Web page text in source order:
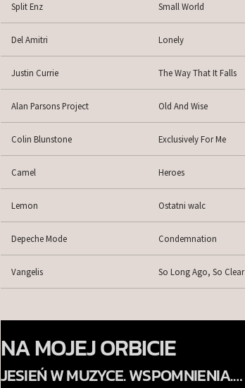
Split Enz Small World
Del Amitri Lonely
Justin Currie The Way That It Falls
Alan Parsons Project Old And Wise
Colin Blunstone Exclusively For Me
Camel Heroes
Lemon Ostatni walc
Depeche Mode Condemnation
Vangelis So Long Ago, So Clear
NA MOJEJ ORBICIE
JESIEŃ W MUZYCE. WSPOMNIENIA.